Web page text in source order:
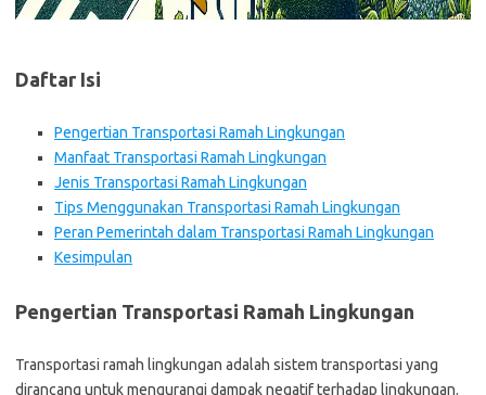
Daftar Isi
Pengertian Transportasi Ramah Lingkungan
Manfaat Transportasi Ramah Lingkungan
Jenis Transportasi Ramah Lingkungan
Tips Menggunakan Transportasi Ramah Lingkungan
Peran Pemerintah dalam Transportasi Ramah Lingkungan
Kesimpulan
Pengertian Transportasi Ramah Lingkungan
Transportasi ramah lingkungan adalah sistem transportasi yang
dirancang untuk mengurangi dampak negatif terhadap lingkungan.